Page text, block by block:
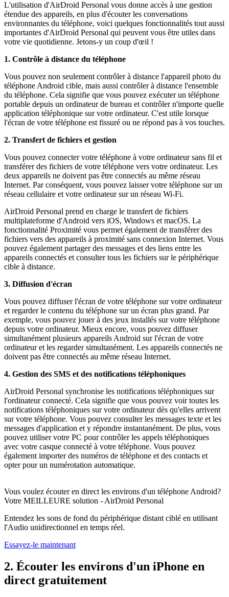
L'utilisation d'AirDroid Personal vous donne accès à une gestion
étendue des appareils, en plus d'écouter les conversations
environnantes du téléphone, voici quelques fonctionnalités tout aussi
importantes d'AirDroid Personal qui peuvent vous être utiles dans
votre vie quotidienne. Jetons-y un coup d'œil !
1. Contrôle à distance du téléphone
Vous pouvez non seulement contrôler à distance l'appareil photo du
téléphone Android cible, mais aussi contrôler à distance l'ensemble
du téléphone. Cela signifie que vous pouvez exécuter un téléphone
portable depuis un ordinateur de bureau et contrôler n'importe quelle
application téléphonique sur votre ordinateur. C'est utile lorsque
l'écran de votre téléphone est fissuré ou ne répond pas à vos touches.
2. Transfert de fichiers et gestion
Vous pouvez connecter votre téléphone à votre ordinateur sans fil et
transférer des fichiers de votre téléphone vers votre ordinateur. Les
deux appareils ne doivent pas être connectés au même réseau
Internet. Par conséquent, vous pouvez laisser votre téléphone sur un
réseau cellulaire et votre ordinateur sur un réseau Wi-Fi.
AirDroid Personal prend en charge le transfert de fichiers
multiplateforme d'Android vers iOS, Windows et macOS. La
fonctionnalité Proximité vous permet également de transférer des
fichiers vers des appareils à proximité sans connexion Internet. Vous
pouvez également partager des messages et des liens entre les
appareils connectés et consulter tous les fichiers sur le périphérique
cible à distance.
3. Diffusion d'écran
Vous pouvez diffuser l'écran de votre téléphone sur votre ordinateur
et regarder le contenu du téléphone sur un écran plus grand. Par
exemple, vous pouvez jouer à des jeux installés sur votre téléphone
depuis votre ordinateur. Mieux encore, vous pouvez diffuser
simultanément plusieurs appareils Android sur l'écran de votre
ordinateur et les regarder simultanément. Les appareils connectés ne
doivent pas être connectés au même réseau Internet.
4. Gestion des SMS et des notifications téléphoniques
AirDroid Personal synchronise les notifications téléphoniques sur
l'ordinateur connecté. Cela signifie que vous pouvez voir toutes les
notifications téléphoniques sur votre ordinateur dès qu'elles arrivent
sur votre téléphone. Vous pouvez consulter les messages texte et les
messages d'application et y répondre instantanément. De plus, vous
pouvez utiliser votre PC pour contrôler les appels téléphoniques
avec votre casque connecté à votre téléphone. Vous pouvez
également importer des numéros de téléphone et des contacts et
opter pour un numérotation automatique.
Vous voulez écouter en direct les environs d'un téléphone Android?
Votre MEILLEURE solution - AirDroid Personal
Entendez les sons de fond du périphérique distant ciblé en utilisant
l'Audio unidirectionnel en temps réel.
Essayez-le maintenant
2. Écouter les environs d'un iPhone en
direct gratuitement